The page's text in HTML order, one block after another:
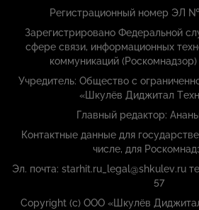
Регистрационный номер ЭЛ
Зарегистрировано Федеральной
сфере связи, информационных
коммуникаций (Роскомнадзор)
Учредитель: Общество с
«Шкулёв Диджитал
Главный редактор:
Контактные данные для
числе, для
Эл. почта: starhit.ru_legal@shkulev.ru
57
Copyright (с) ООО «Шкулёв